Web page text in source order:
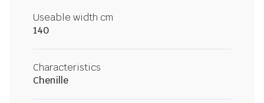
Useable width cm
140
Characteristics
Chenille